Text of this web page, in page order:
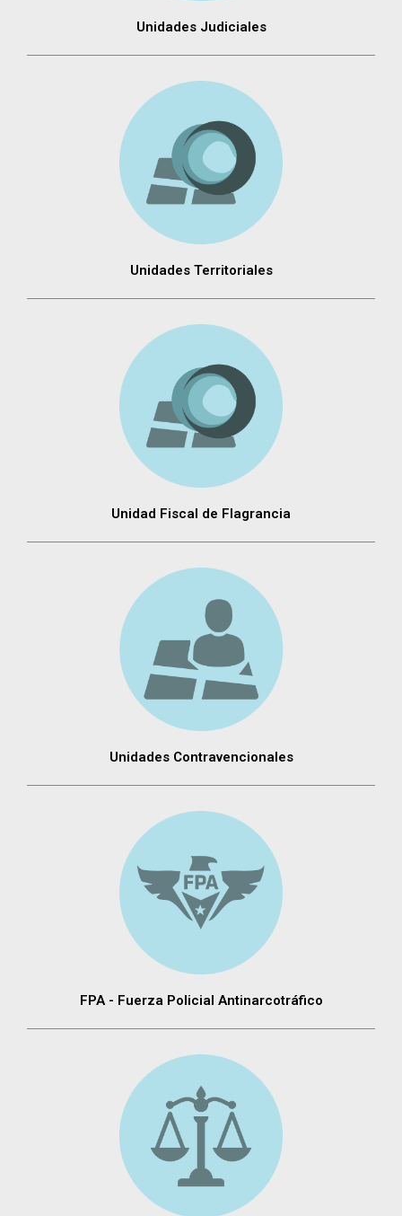
Unidades Judiciales
Unidades Territoriales
Unidad Fiscal de Flagrancia
Unidades Contravencionales
FPA - Fuerza Policial Antinarcotráfico